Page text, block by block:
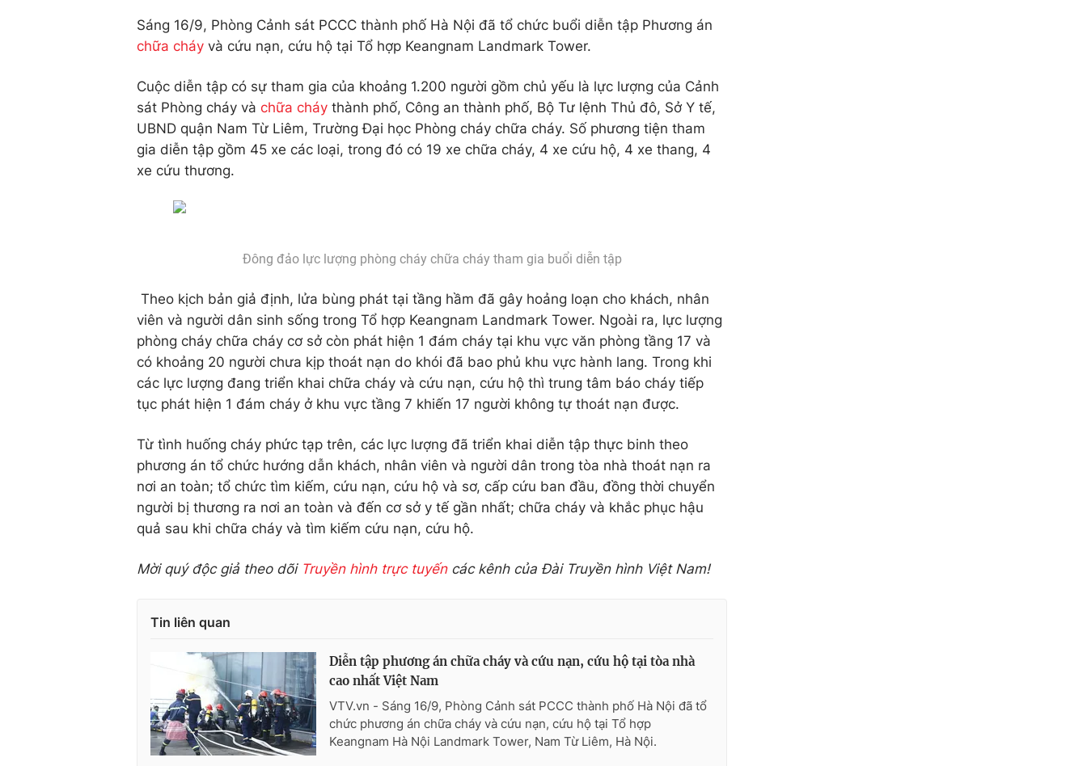
Sáng 16/9, Phòng Cảnh sát PCCC thành phố Hà Nội đã tổ chức buổi diễn tập Phương án
chữa cháy và cứu nạn, cứu hộ tại Tổ hợp Keangnam Landmark Tower.
Cuộc diễn tập có sự tham gia của khoảng 1.200 người gồm chủ yếu là lực lượng của Cảnh
sát Phòng cháy và chữa cháy thành phố, Công an thành phố, Bộ Tư lệnh Thủ đô, Sở Y tế,
UBND quận Nam Từ Liêm, Trường Đại học Phòng cháy chữa cháy. Số phương tiện tham
gia diễn tập gồm 45 xe các loại, trong đó có 19 xe chữa cháy, 4 xe cứu hộ, 4 xe thang, 4
xe cứu thương.
Đông đảo lực lượng phòng cháy chữa cháy tham gia buổi diễn tập
Theo kịch bản giả định, lửa bùng phát tại tầng hầm đã gây hoảng loạn cho khách, nhân
viên và người dân sinh sống trong Tổ hợp Keangnam Landmark Tower. Ngoài ra, lực lượng
phòng cháy chữa cháy cơ sở còn phát hiện 1 đám cháy tại khu vực văn phòng tầng 17 và
có khoảng 20 người chưa kịp thoát nạn do khói đã bao phủ khu vực hành lang. Trong khi
các lực lượng đang triển khai chữa cháy và cứu nạn, cứu hộ thì trung tâm báo cháy tiếp
tục phát hiện 1 đám cháy ở khu vực tầng 7 khiến 17 người không tự thoát nạn được.
Từ tình huống cháy phức tạp trên, các lực lượng đã triển khai diễn tập thực binh theo
phương án tổ chức hướng dẫn khách, nhân viên và người dân trong tòa nhà thoát nạn ra
nơi an toàn; tổ chức tìm kiếm, cứu nạn, cứu hộ và sơ, cấp cứu ban đầu, đồng thời chuyển
người bị thương ra nơi an toàn và đến cơ sở y tế gần nhất; chữa cháy và khắc phục hậu
quả sau khi chữa cháy và tìm kiếm cứu nạn, cứu hộ.
Mời quý độc giả theo dõi Truyền hình trực tuyến các kênh của Đài Truyền hình Việt Nam!
Tin liên quan
Diễn tập phương án chữa cháy và cứu nạn, cứu hộ tại tòa nhà
cao nhất Việt Nam
VTV.vn - Sáng 16/9, Phòng Cảnh sát PCCC thành phố Hà Nội đã tổ
chức phương án chữa cháy và cứu nạn, cứu hộ tại Tổ hợp
Keangnam Hà Nội Landmark Tower, Nam Từ Liêm, Hà Nội.